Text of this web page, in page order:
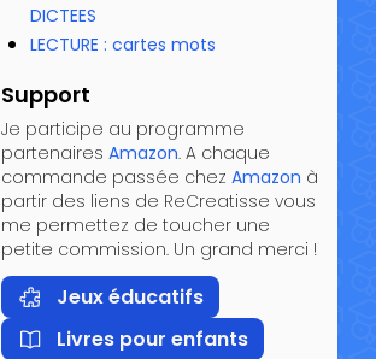
DICTEES
LECTURE : cartes mots
Support
Je participe au programme
partenaires Amazon. A chaque
commande passée chez Amazon à
partir des liens de ReCreatisse vous
me permettez de toucher une
petite commission. Un grand merci !
Jeux éducatifs
Livres pour enfants